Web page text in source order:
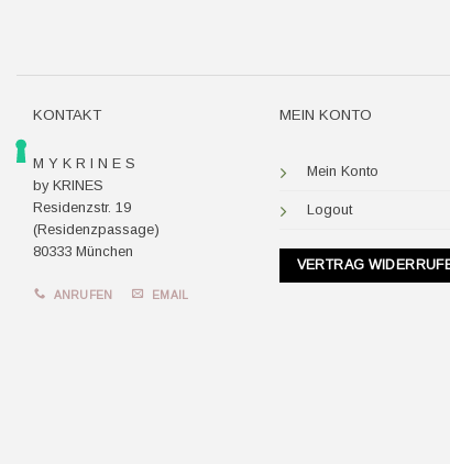
KONTAKT
M Y K R I N E S
by KRINES
Residenzstr. 19
(Residenzpassage)
80333 München
ANRUFEN EMAIL
MEIN KONTO
Mein Konto
Logout
VERTRAG